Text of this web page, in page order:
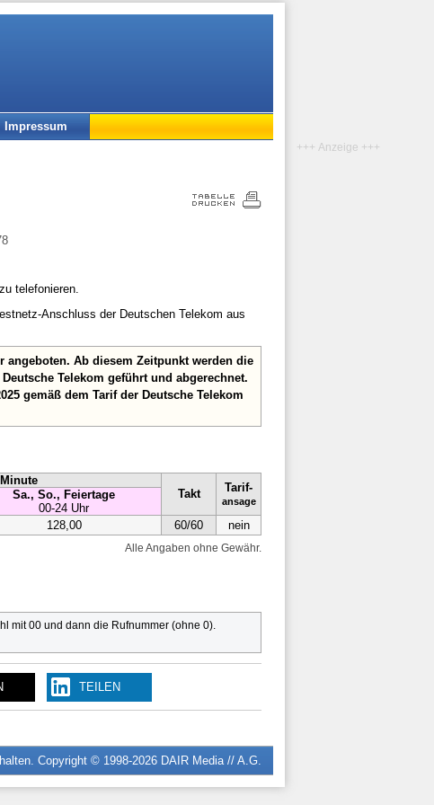
Impressum
telefonieren.
Anschluss der Deutschen Telekom aus
angeboten. Ab diesem Zeitpunkt werden die
Telekom geführt und abgerechnet.
gemäß dem Tarif der Deutsche Telekom
Takt
Tarif-
ansage
Sa., So., Feiertage
00-24 Uhr
128,00 60/60 nein
Alle Angaben ohne Gewähr.
mit 00 und dann die Rufnummer (ohne 0).
TEILEN
+++ Anzeige +++
Copyright © 1998-2026 DAIR Media // A.G.